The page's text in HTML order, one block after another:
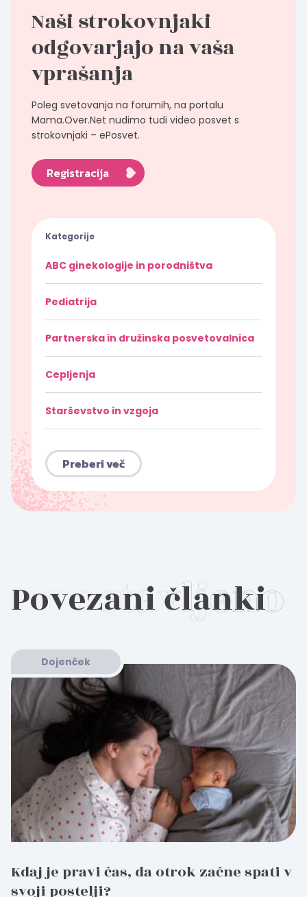
Naši strokovnjaki
odgovarjajo na vaša
vprašanja
Poleg svetovanja na forumih, na portalu
Mama.Over.Net nudimo tudi video posvet s
strokovnjaki – ePosvet.
Registracija
Kategorije
ABC ginekologije in porodništva
Pediatrija
Partnerska in družinska posvetovalnica
Cepljenja
Starševstvo in vzgoja
Preberi več
Povezani članki
Dojenček
Kdaj je pravi čas, da otrok začne spati v
svoji postelji?